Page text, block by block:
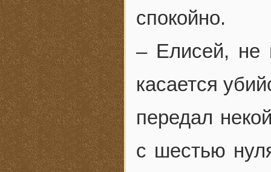
спокойно.
– Елисей, не
касается
передал
с шестью